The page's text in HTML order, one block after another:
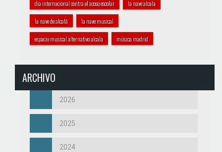
dia internacional contra el acoso escolar la nave alcala
la nave de alcalá la nave musical
espacio musical alternativo alcala música madrid
ARCHIVO
2026
2025
2024